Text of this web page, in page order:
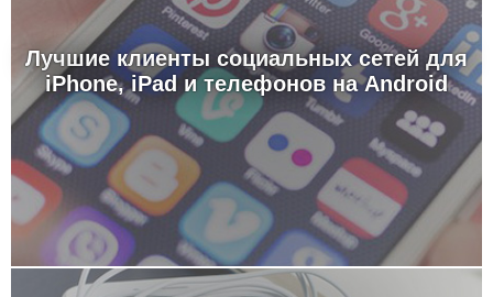
Лучшие клиенты социальных сетей для
iPhone, iPad и телефонов на Android